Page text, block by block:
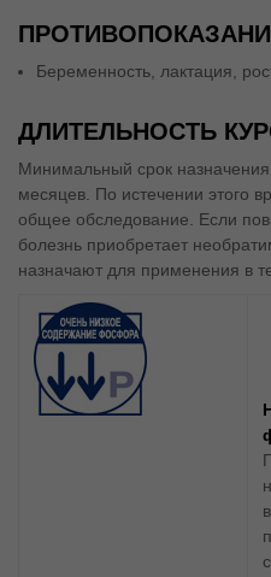
Беременность, лактация,
ДЛИТЕЛЬНОСТЬ
Минимальный срок назначения
месяцев. По истечении этого
общее обследование. Если
болезнь приобретает
назначают для применения в